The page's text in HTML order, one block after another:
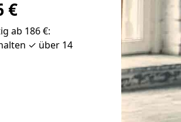
€
ab 186 €:
✓ über 14